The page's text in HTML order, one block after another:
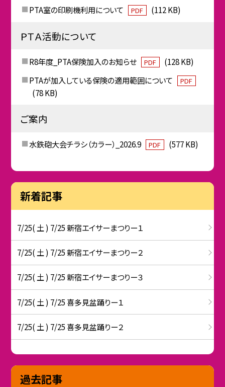
PTA室の印刷機利用について
PDF (112 KB)
ＰＴＡ活動について
R8年度_PTA保険加入のお知らせ PDF
(128 KB)
PTAが加入している保険の適用範囲について
PDF
(78 KB)
ご案内
水鉄砲大会チラシ（カラー）_2026.9 PDF (577 KB)
新着記事
7/25( 土 ) 7/25 新宿エイサーまつりー１
7/25( 土 ) 7/25 新宿エイサーまつりー２
7/25( 土 ) 7/25 新宿エイサーまつりー３
7/25( 土 ) 7/25 喜多見盆踊りー１
7/25( 土 ) 7/25 喜多見盆踊りー２
過去記事